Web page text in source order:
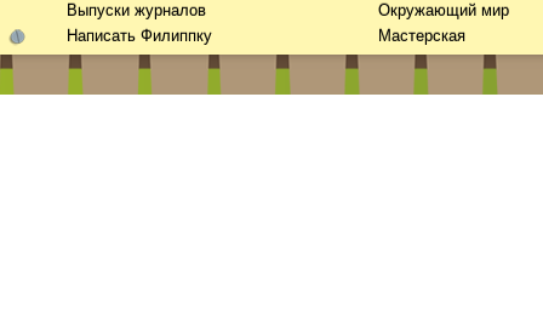
Выпуски журналов
Написать Филиппку
Окружающий мир
Мастерская